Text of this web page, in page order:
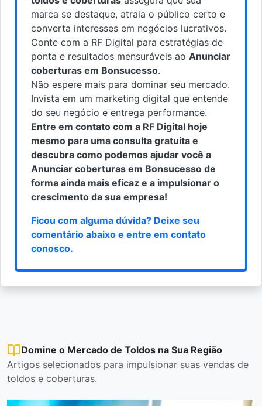
marca se destaque, atraia o público certo e
converta interesses em negócios lucrativos.
Conte com a RF Digital para estratégias de
ponta e resultados mensuráveis ao Anunciar
coberturas em Bonsucesso.
Não espere mais para dominar seu mercado.
Invista em um marketing digital que entende
do seu negócio e entrega performance.
Entre em contato com a RF Digital hoje
mesmo para uma consulta gratuita e
descubra como podemos ajudar você a
Anunciar coberturas em Bonsucesso de
forma ainda mais eficaz e a impulsionar o
crescimento da sua empresa!
Ficou com alguma dúvida? Deixe seu
comentário abaixo e entre em contato
conosco.
Domine o Mercado de Toldos na Sua Região
Artigos selecionados para impulsionar suas vendas de
toldos e coberturas.